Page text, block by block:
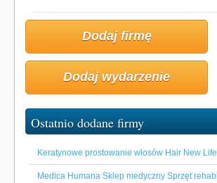
Dodaj firmę
Dodaj wydarzenie
Ostatnio dodane firmy
Keratynowe prostowanie włosów Hair New Life
Medica Humana Sklep medyczny Sprzęt